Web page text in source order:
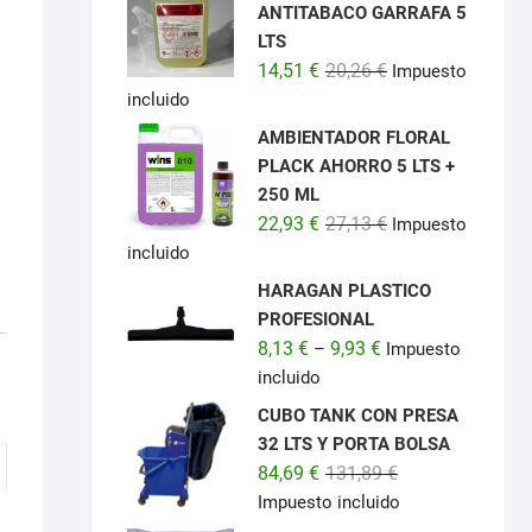
ANTITABACO GARRAFA 5
LTS
20,26€ El
original
era:
14,51 €
El
actual
es:
Impuesto
incluido
AMBIENTADOR FLORAL
PLACK AHORRO 5 LTS +
250 ML
27,13€ El
original
22,93 €
El
actual
Impuesto
incluido
HARAGAN PLASTICO
PROFESIONAL
8,13 € – 9,93 € Impuesto
incluido
CUBO TANK CON PRESA
32 LTS Y PORTA BOLSA
131,89€El
precio
84,69 €
El
precio
Impuesto incluido